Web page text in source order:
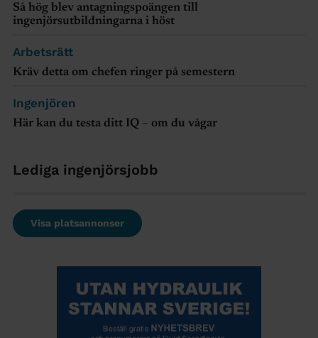
Så hög blev antagningspoängen till
ingenjörsutbildningarna i höst
Arbetsrätt
Kräv detta om chefen ringer på semestern
Ingenjören
Här kan du testa ditt IQ – om du vågar
Lediga ingenjörsjobb
Visa platsannonser